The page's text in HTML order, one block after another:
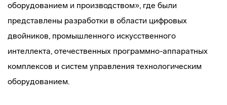
оборудованием и производством», где были
представлены разработки в области цифровых
двойников, промышленного искусственного
интеллекта, отечественных программно-аппаратных
комплексов и систем управления технологическим
оборудованием.